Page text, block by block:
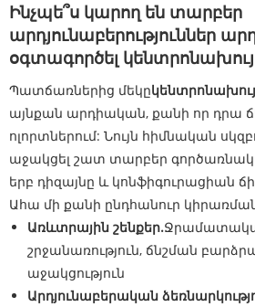
Ինչպե՞ս կարող են տարբեր
արդյունաբերություններ
օգտագործել
Պատճառներից մեկը
այնքան արդիական, քանի որ դրա
ոլորտներում: Նույն հիմնական
աջակցել շատ տարբեր
երբ դիզայնը և կոնֆիգուրացիան
Ահա մի քանի ընդհանուր
Առևտրային շենքեր.
շրջանառություն, ճնշման
աջակցություն
Արդյունաբերական